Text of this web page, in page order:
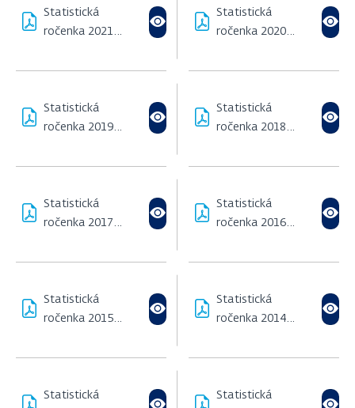
Statistická
ročenka 2021
Statistická
ročenka 2020
Statistická
ročenka 2019
Statistická
ročenka 2018
Statistická
ročenka 2017
Statistická
ročenka 2016
Statistická
ročenka 2015
Statistická
ročenka 2014
Statistická
Statistická